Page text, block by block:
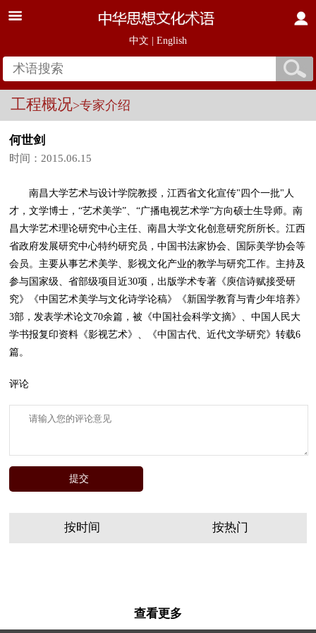
中文 English
工程概况>专家介绍
何世剑
时间：2015.06.15
南昌大学艺术与设计学院教授，江西省文化宣传"四个一批"人
才，文学博士，“艺术美学”、“广播电视艺术学”方向硕士生导师。南
昌大学艺术理论研究中心主任、南昌大学文化创意研究所所长。江西
省政府发展研究中心特约研究员，中国书法家协会、国际美学协会等
会员。主要从事艺术美学、影视文化产业的教学与研究工作。主持及
参与国家级、省部级项目近30项，出版学术专著《庾信诗赋接受研
究》《中国艺术美学与文化诗学论稿》《新国学教育与青少年培养》
3部，发表学术论文70余篇，被《中国社会科学文摘》、中国人民大
学书报复印资料《影视艺术》、《中国古代、近代文学研究》转载6
篇。
评论
按时间 按热门
查看更多